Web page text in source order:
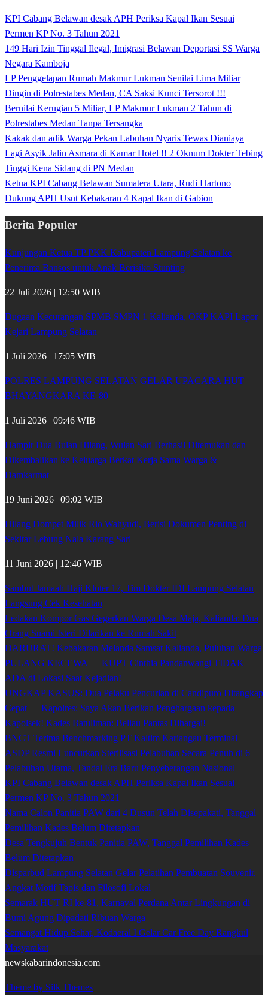
KPI Cabang Belawan desak APH Periksa Kapal Ikan Sesuai
Permen KP No. 3 Tahun 2021
149 Hari Izin Tinggal Ilegal, Imigrasi Belawan Deportasi SS Warga
Negara Kamboja
LP Penggelapan Rumah Makmur Lukman Senilai Lima Miliar
Dingin di Polrestabes Medan, CA Saksi Kunci Tersorot !!!
Bernilai Kerugian 5 Miliar, LP Makmur Lukman 2 Tahun di
Polrestabes Medan Tanpa Tersangka
Kakak dan adik Warga Pekan Labuhan Nyaris Tewas Dianiaya
Lagi Asyik Jalin Asmara di Kamar Hotel !! 2 Oknum Dokter Tebing
Tinggi Kena Sidang di PN Medan
Ketua KPI Cabang Belawan Sumatera Utara, Rudi Hartono
Dukung APH Usut Kebakaran 4 Kapal Ikan di Gabion
Berita Populer
Kunjungan Ketua TP PKK Kabupaten Lampung Selatan ke
Penerima Bansos untuk Anak Berisiko Stunting
22 Juli 2026 | 12:50 WIB
Dugaan Kecurangan SPMB SMPN 1 Kalianda, OKP KAPI Lapor
Kejari Lampung Selatan
1 Juli 2026 | 17:05 WIB
POLRES LAMPUNG SELATAN GELAR UPACARA HUT
BHAYANGKARA KE-80
1 Juli 2026 | 09:46 WIB
Hampir Dua Bulan Hilang, Wulan Sari Berhasil Ditemukan dan
Dikembalikan ke Keluarga Berkat Kerja Sama Warga &
Damkarmat
19 Juni 2026 | 09:02 WIB
Hilang Dompet Milik Rio Wahyudi, Berisi Dokumen Penting di
Sekitar Lebung Nala Karang Sari
11 Juni 2026 | 12:46 WIB
Sambut Jamaah Haji Kloter 17, Tim Dokter IDI Lampung Selatan
Langsung Cek Kesehatan
Ledakan Kompor Gas Gegerkan Warga Desa Maja, Kalianda: Dua
Orang Suami Isteri Dilarikan ke Rumah Sakit
DARURAT! Kebakaran Melanda Samsat Kalianda, Puluhan Warga
PULANG KECEWA — KUPT Cinthia Pandanwangi TIDAK
ADA di Lokasi Saat Kejadian!
UNGKAP KASUS: Dua Pelaku Pencurian di Candipuro Ditangkap
Cepat — Kapolres: Saya Akan Berikan Penghargaan kepada
Kapolsek! Kades Batuliman: Beliau Pantas Dihargai!
BNCT Terima Benchmarking PT Kaltim Kariangau Terminal
ASDP Resmi Luncurkan Sterilisasi Pelabuhan Secara Penuh di 6
Pelabuhan Utama, Tandai Era Baru Penyeberangan Nasional
KPI Cabang Belawan desak APH Periksa Kapal Ikan Sesuai
Permen KP No. 3 Tahun 2021
Nama Calon Panitia PAW dari 4 Dusun Telah Disepakati, Tanggal
Pemilihan Kades Belum Ditetapkan
Desa Tengkujuh Bentuk Panitia PAW, Tanggal Pemilihan Kades
Belum Ditetapkan
Disparbud Lampung Selatan Gelar Pelatihan Pembuatan Souvenir,
Angkat Motif Tapis dan Filosofi Lokal
Semarak HUT RI ke-81, Karnaval Perdana Antar Lingkungan di
Bumi Agung Dipadati Ribuan Warga
Semangat Hidup Sehat, Kodaeral I Gelar Car Free Day Rangkul
Masyarakat
newskabarindonesia.com
Theme by Silk Themes